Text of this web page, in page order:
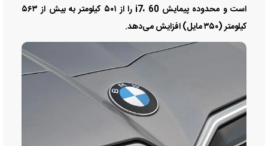
است و محدوده پیمایش i7، 60 را از ۵۰۱ کیلومتر به بیش از ۵۶۳
کیلومتر (۳۵۰ مایل) افزایش می‌دهد.